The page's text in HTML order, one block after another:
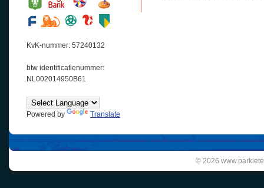
KvK-nummer: 57240132
btw identificatienummer:
NL002014950B61
Powered by Translate
© 2026